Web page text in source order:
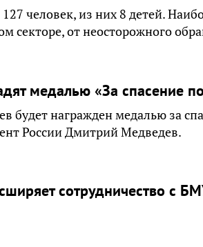
человек, из них 8 детей.
секторе, от неосторожного
медалью «За спасение
будет награжден медалью за
России Дмитрий Медведев.
сотрудничество с